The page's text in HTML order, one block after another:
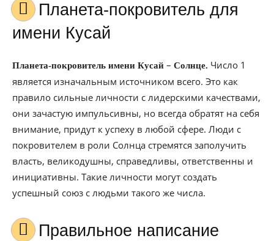
Планета-покровитель для
имени Кусай
Планета-покровитель имени Кусай – Солнце. Число 1
является изначальным источником всего. Это как
правило сильные личности с лидерскими качествами,
они зачастую импульсивны, но всегда обратят на себя
внимание, придут к успеху в любой сфере. Люди с
покровителем в роли Солнца стремятся заполучить
власть, великодушны, справедливы, ответственны и
инициативны. Такие личности могут создать
успешный союз с людьми такого же числа.
Правильное написание